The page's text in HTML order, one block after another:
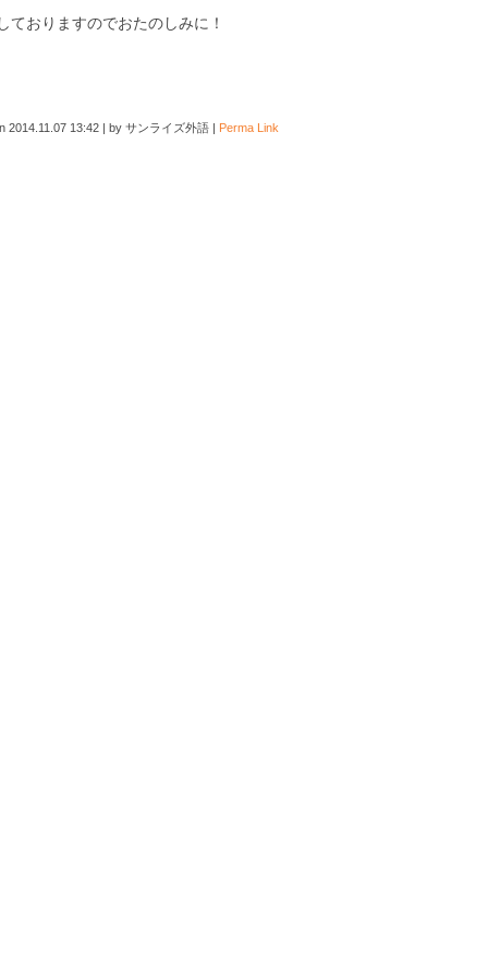
おりますのでおたのしみに！
2014.11.07 13:42 | by サンライズ外語 | Perma Link